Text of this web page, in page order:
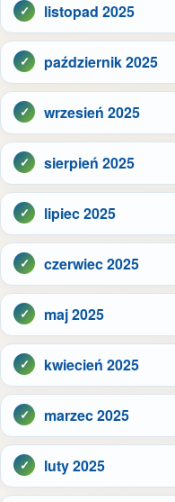
listopad 2025
październik 2025
wrzesień 2025
sierpień 2025
lipiec 2025
czerwiec 2025
maj 2025
kwiecień 2025
marzec 2025
luty 2025